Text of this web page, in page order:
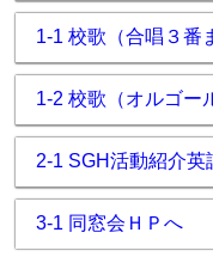
1-1 校歌（合唱３番
1-2 校歌（オルゴー
2-1 SGH活動紹介
3-1 同窓会ＨＰへ